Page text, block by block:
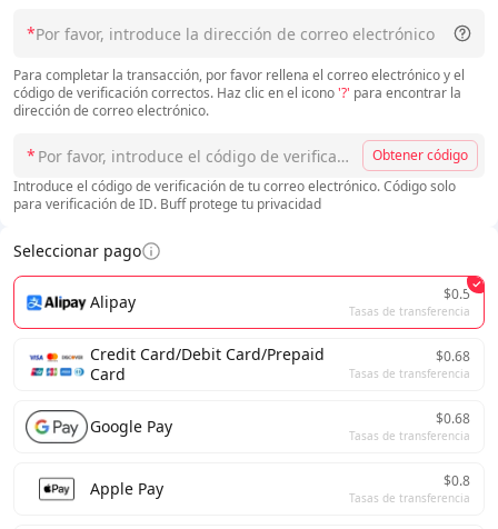
*
Para completar la transacción, por favor rellena el correo electrónico y el
código de verificación correctos. Haz clic en el icono'?' para encontrar la
dirección de correo electrónico.
*
Obtener código
Introduce el código de verificación de tu correo electrónico. Código solo
para verificación de ID. Buff protege tu privacidad
Seleccionar pago
Alipay $0.5
Tasas de transferencia
Credit Card/Debit Card/Prepaid
Card
$0.68
Tasas de transferencia
Google Pay $0.68
Tasas de transferencia
Apple Pay $0.8
Tasas de transferencia